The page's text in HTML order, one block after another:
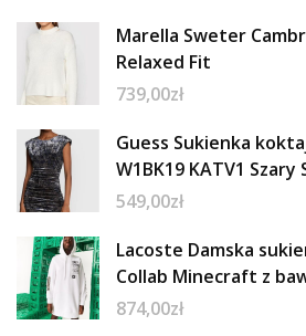
Marella Sweter
Relaxed Fit
739,00zł
Guess Sukienka
W1BK19 KATV1 Szary
549,00zł
Lacoste Damska
Collab Minecraft z
874,00zł